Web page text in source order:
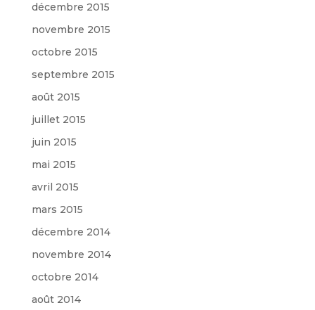
décembre 2015
novembre 2015
octobre 2015
septembre 2015
août 2015
juillet 2015
juin 2015
mai 2015
avril 2015
mars 2015
décembre 2014
novembre 2014
octobre 2014
août 2014